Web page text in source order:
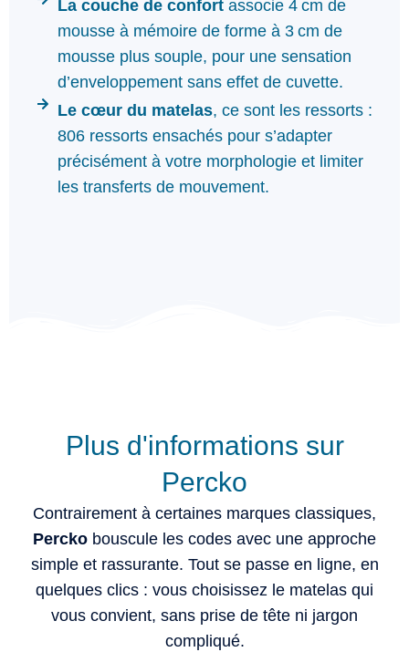
La couche de confortassocie 4 cm de
mousse à mémoire de forme à 3 cm de
mousse plus souple, pour une sensation
d’enveloppement sans effet de cuvette.
Le cœur du matelas, ce sont les ressorts :
806 ressorts ensachés pour s’adapter
précisément à votre morphologie et limiter
les transferts de mouvement.
Plus d'informations sur
Percko
Contrairement à certaines marques classiques,
Percko bouscule les codes avec une approche
simple et rassurante. Tout se passe en ligne, en
quelques clics : vous choisissez le matelas qui
vous convient, sans prise de tête ni jargon
compliqué.